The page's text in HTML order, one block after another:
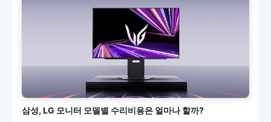
삼성, LG 모니터 모델별 수리비용은 얼마나 할까?